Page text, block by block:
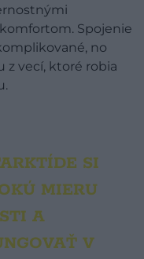
Spojenie
no
z vecí, ktoré robia
SI
MIERU
A
V